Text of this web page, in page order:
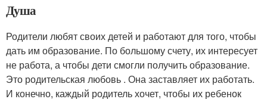
Душа
Родители любят своих детей и работают для того, чтобы
дать им образование. По большому счету, их интересует
не работа, а чтобы дети смогли получить образование.
Это родительская любовь . Она заставляет их работать.
И конечно, каждый родитель хочет, чтобы их ребенок